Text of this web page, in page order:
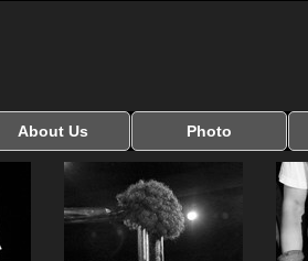
About Us
当サイトについて
はじめての方へ
Photo
写真のサイズ
お受け取り方法
無料ダウンロード